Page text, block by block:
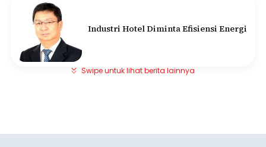
Industri Hotel Diminta Efisiensi Energi
Swipe untuk lihat berita lainnya